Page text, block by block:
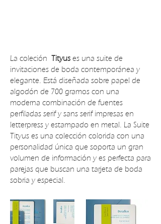
La coleción Tityus es una suite de
invitaciones de boda contemporánea y
elegante. Está diseñada sobre papel de
algodón de 700 gramos con una
moderna combinación de fuentes
perfiladas serif y sans serif impresas en
letterpress y estampado en metal. La Suite
Tityus es una colección colorida con una
personalidad única que soporta un gran
volumen de información y es perfecta para
parejas que buscan una tarjeta de boda
sobria y especial.